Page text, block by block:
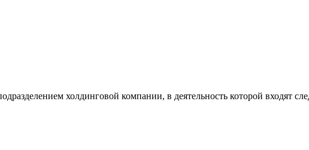
холдинговой компании, в деятельность которой входят